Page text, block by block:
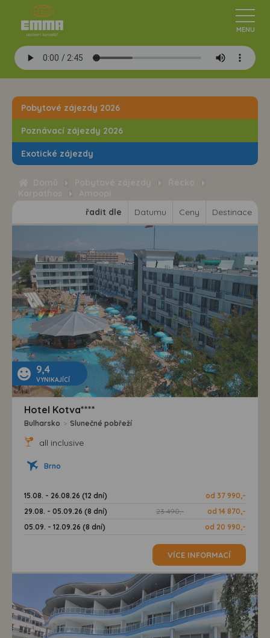
Pobytové zájezdy 2026
Poznávací zájezdy 2026
Exotické zájezdy
řadit dle
Datumu Ceny Destinace
9,4
VYNIKAJÍCÍ
Hotel Kotva****
Bulharsko > Slunečné pobřeží
all inclusive
Brno
15.08. - 26.08.26 (12 dní)
od 37 990,-
29.08. - 05.09.26 (8 dní)
23 490,-
od 14 870,-
05.09. - 12.09.26 (8 dní)
od 20 990,-
VÍCE INFORMACÍ